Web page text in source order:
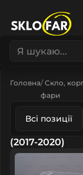
Головна Скло,
фари
Всі позиції
(2017-2020)